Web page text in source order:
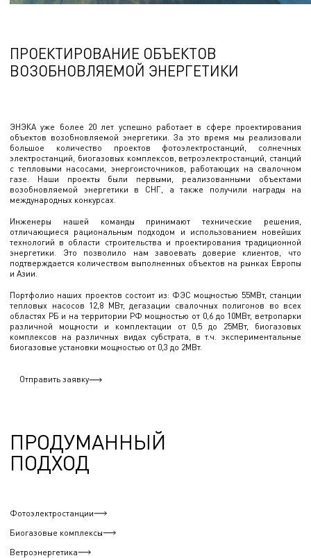
ПРОЕКТИРОВАНИЕ ОБЪЕКТОВ
ВОЗОБНОВЛЯЕМОЙ ЭНЕРГЕТИКИ
ЭНЭКА уже более 20 лет успешно работает в сфере проектирования
объектов возобновляемой энергетики. За это время мы реализовали
большое количество проектов фотоэлектростанций, солнечных
электростанций, биогазовых комплексов, ветроэлектростанций, станций
с тепловыми насосами, энергоисточников, работающих на свалочном
газе. Наши проекты были первыми, реализованными объектами
возобновляемой энергетики в СНГ, а также получили награды на
международных конкурсах.
Инженеры нашей команды принимают технические решения,
отличающиеся рациональным подходом и использованием новейших
технологий в области строительства и проектирования традиционной
энергетики. Это позволило нам завоевать доверие клиентов, что
подтверждается количеством выполненных объектов на рынках Европы
и Азии.
Портфолио наших проектов состоит из: ФЭС мощностью 55МВт, станции
тепловых насосов 12,8 МВт, дегазации свалочных полигонов во всех
областях РБ и на территории РФ мощностью от 0,6 до 10МВт, ветропарки
различной мощности и комплектации от 0,5 до 25МВт, биогазовых
комплексов на различных видах субстрата, в т.ч. экспериментальные
биогазовые установки мощностью от 0,3 до 2МВт.
Отправить заявку
ПРОДУМАННЫЙ
ПОДХОД
Фотоэлектростанции
Биогазовые комплексы
Ветроэнергетика